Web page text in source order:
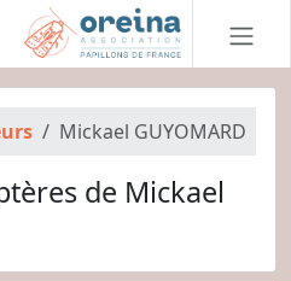
Mickael GUYOMARD
de Mickael